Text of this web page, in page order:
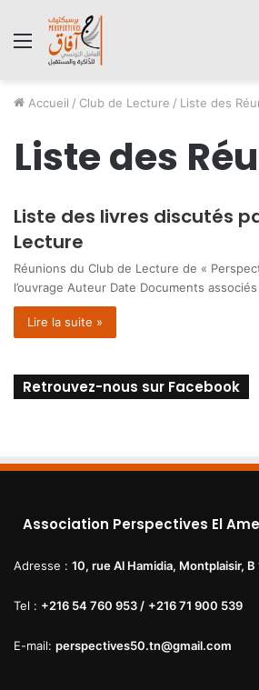
Menu
Accueil / Club de Lecture / Liste des
Liste des
Liste des livres discutés
Lecture
Réunions du Club de Lecture de «
l’ouvrage Auteur Date Documents
Lire la suite »
Retrouvez-nous sur Facebook
Association Perspectives El
Adresse : 10, rue Al Hamidia, Montplaisir, B
Tel : +216 54 760 953 / +216 71 900 539
E-mail: perspectives50.tn@gmail.com